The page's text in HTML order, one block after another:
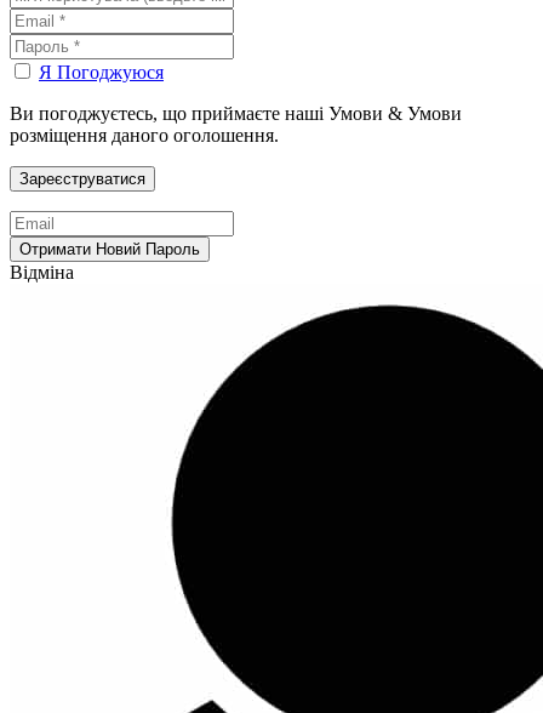
Я Погоджуюся
Ви погоджуєтесь, що приймаєте наші Умови & Умови
розміщення даного оголошення.
Відміна